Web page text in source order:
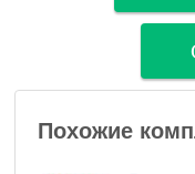
Похожие